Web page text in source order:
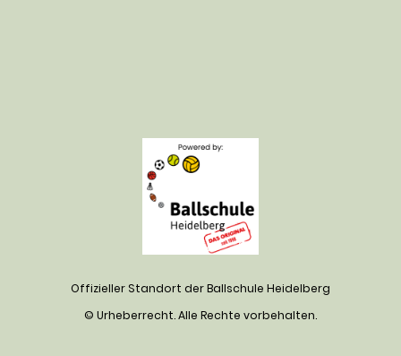
Offizieller Standort der Ballschule Heidelberg
© Urheberrecht. Alle Rechte vorbehalten.